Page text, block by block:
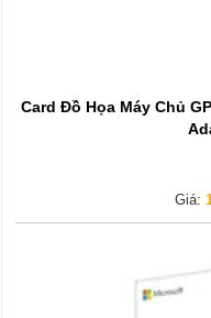
Card Đồ Họa Máy Chủ
Giá: